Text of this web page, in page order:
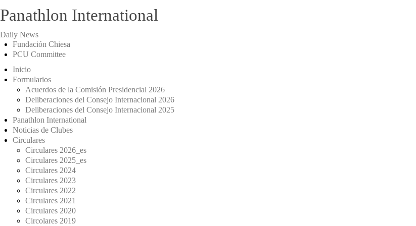
Panathlon International
Daily News
Fundación Chiesa
PCU Committee
Inicio
Formularios
Acuerdos de la Comisión Presidencial 2026
Deliberaciones del Consejo Internacional 2026
Deliberaciones del Consejo Internacional 2025
Panathlon International
Noticias de Clubes
Circulares
Circulares 2026_es
Circulares 2025_es
Circulares 2024
Circulares 2023
Circulares 2022
Circulares 2021
Circulares 2020
Circolares 2019